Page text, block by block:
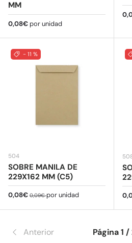
MM
Precio normal
0,08€ por unidad
- 11 %
504
SOBRE MANILA DE
229X162 MM (C5)
Precio de venta
0,08€ Precio normal
0,09€por unidad
Anterior Página 1 /